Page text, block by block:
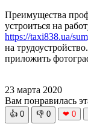
Преимущества
устроиться на
https://taxi838.ua/
на
приложить
23 марта 2020
Вам понравилась
👍 0 👎 0 ❤ 0